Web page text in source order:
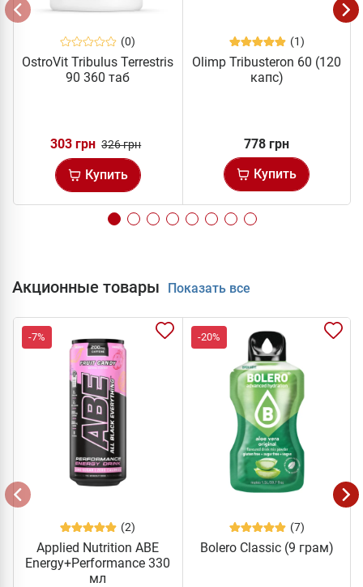
(0)
OstroVit Tribulus Terrestris
90 360 таб
303 грн 326 грн
Купить
(1)
Olimp Tribusteron 60 (120
капс)
778 грн
Купить
Акционные товары Показать все
-7%
(2)
Applied Nutrition ABE
Energy+Performance 330
мл
-20%
(7)
Bolero Classic (9 грам)